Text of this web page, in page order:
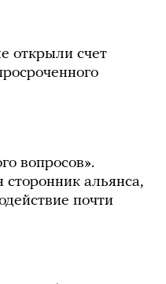
открыли счет
вопросов».
альянса,
почти